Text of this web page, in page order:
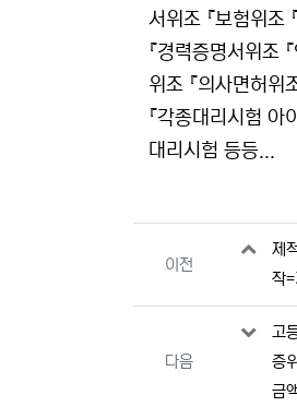
서위조 『보험위조
『경력증명서위조
위조 『의사면허위
『각종대리시험
대리시험 등등...
이전
제
작
다음
고
증
금